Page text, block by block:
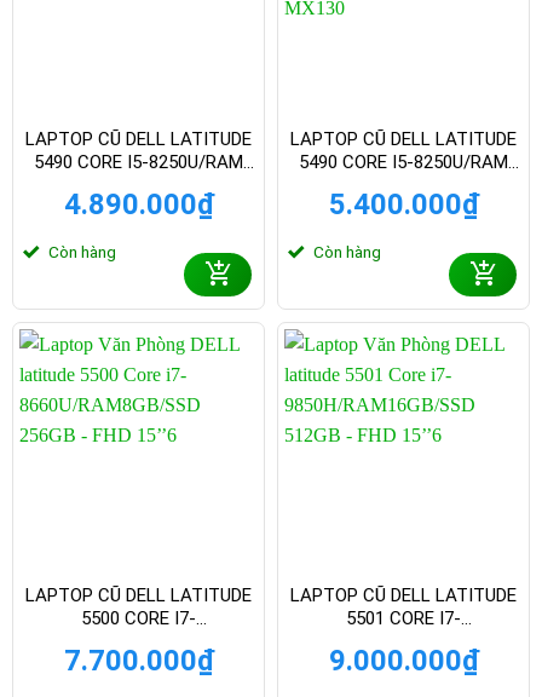
LAPTOP CŨ DELL LATITUDE
5490 CORE I5-8250U/RAM
INCH
4.890.000₫
Còn hàng
LAPTOP CŨ DELL LATITUDE
5490 CORE I5-8250U/RAM
INCH – VGA 2G MX130
5.400.000₫
Còn hàng
LAPTOP CŨ DELL LATITUDE
5500 CORE I7-
– FHD 15 INCH6
7.700.000₫
LAPTOP CŨ DELL LATITUDE
5501 CORE I7-
512GB – FHD 15 INCH6
9.000.000₫